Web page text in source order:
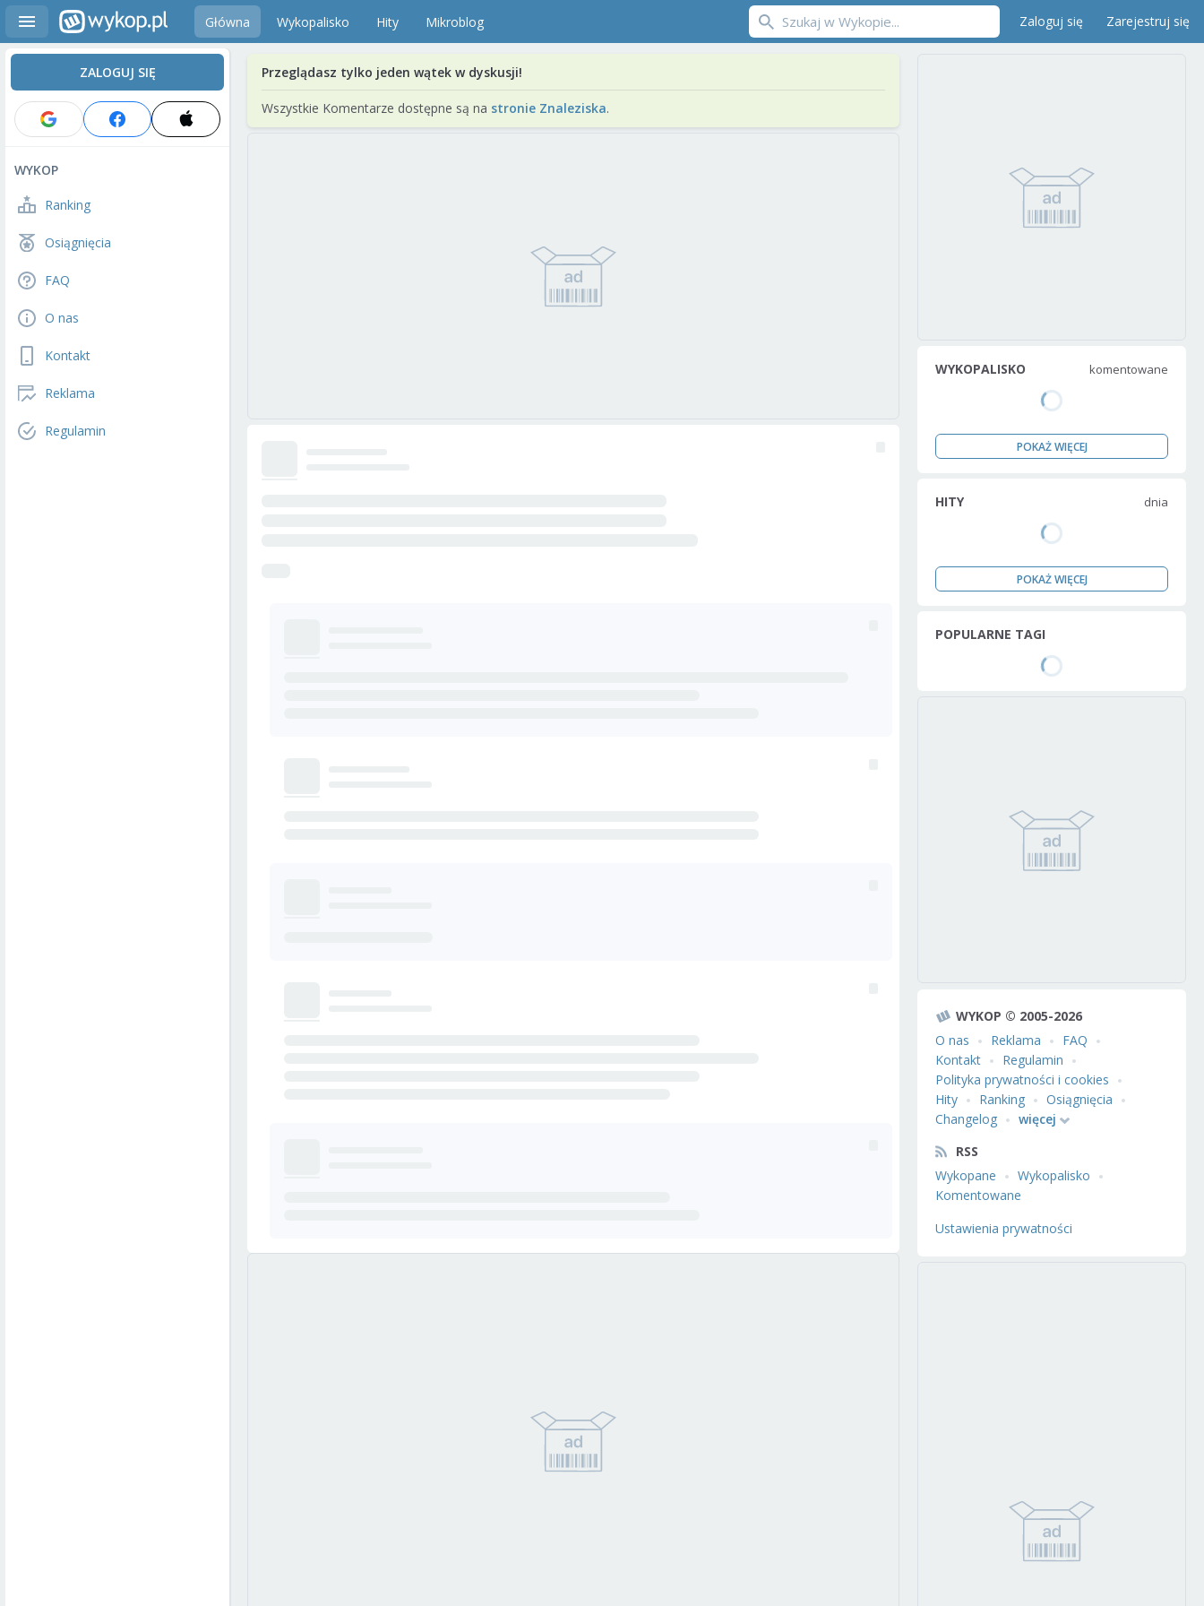
Główna Wykopalisko Hity Mikroblog Zaloguj się Zarejestruj się
ZALOGUJ SIĘ
WYKOP
Ranking
Osiągnięcia
FAQ
O nas
Kontakt
Reklama
Regulamin
Przeglądasz tylko jeden wątek w dyskusji!
Wszystkie Komentarze dostępne są na stronie Znaleziska.
WYKOPALISKO komentowane
POKAŻ WIĘCEJ
HITY dnia
POKAŻ WIĘCEJ
POPULARNE TAGI
WYKOP © 2005-2026
O nas
Reklama
FAQ
Kontakt
Regulamin
Polityka prywatności i cookies
Hity
Ranking
Osiągnięcia
Changelog
więcej
RSS
Wykopane
Wykopalisko
Komentowane
Ustawienia prywatności